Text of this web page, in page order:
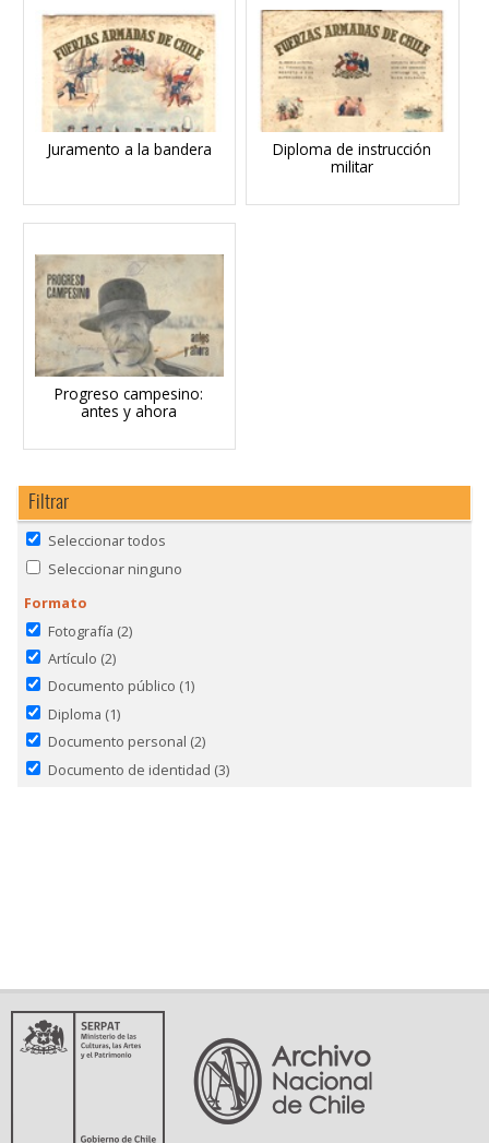
Juramento a la bandera
Diploma de instrucción
militar
Progreso campesino:
antes y ahora
Filtrar
Seleccionar todos
Seleccionar ninguno
Formato
Fotografía (2)
Artículo (2)
Documento público (1)
Diploma (1)
Documento personal (2)
Documento de identidad (3)